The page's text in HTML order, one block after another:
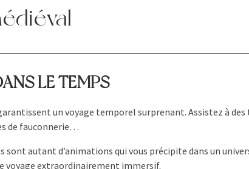
LE TEMPS
un voyage temporel surprenant. Assistez à des
de fauconnerie…
autant d’animations qui vous précipite dans un
voyage extraordinairement immersif.